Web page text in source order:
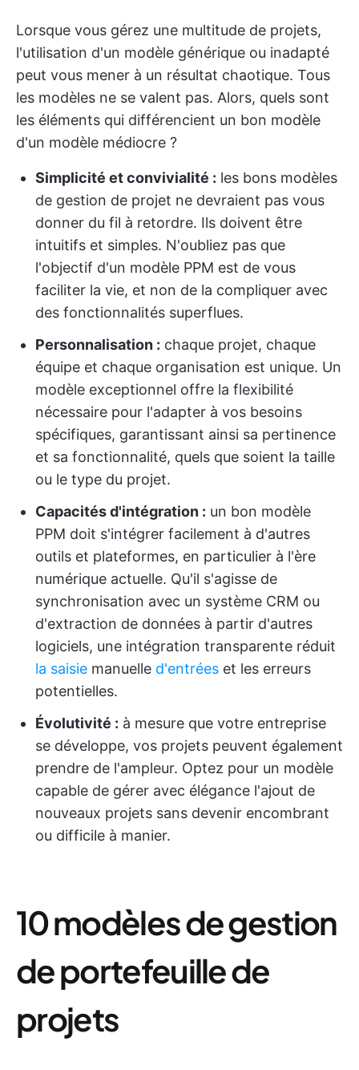
Lorsque vous gérez une multitude de projets,
l'utilisation d'un modèle générique ou inadapté
peut vous mener à un résultat chaotique. Tous
les modèles ne se valent pas. Alors, quels sont
les éléments qui différencient un bon modèle
d'un modèle médiocre ?
Simplicité et convivialité : les bons modèles
de gestion de projet ne devraient pas vous
donner du fil à retordre. Ils doivent être
intuitifs et simples. N'oubliez pas que
l'objectif d'un modèle PPM est de vous
faciliter la vie, et non de la compliquer avec
des fonctionnalités superflues.
Personnalisation : chaque projet, chaque
équipe et chaque organisation est unique. Un
modèle exceptionnel offre la flexibilité
nécessaire pour l'adapter à vos besoins
spécifiques, garantissant ainsi sa pertinence
et sa fonctionnalité, quels que soient la taille
ou le type du projet.
Capacités d'intégration : un bon modèle
PPM doit s'intégrer facilement à d'autres
outils et plateformes, en particulier à l'ère
numérique actuelle. Qu'il s'agisse de
synchronisation avec un système CRM ou
d'extraction de données à partir d'autres
logiciels, une intégration transparente réduit
la saisie manuelle d'entrées et les erreurs
potentielles.
Évolutivité : à mesure que votre entreprise
se développe, vos projets peuvent également
prendre de l'ampleur. Optez pour un modèle
capable de gérer avec élégance l'ajout de
nouveaux projets sans devenir encombrant
ou difficile à manier.
10 modèles de gestion
de portefeuille de
projets